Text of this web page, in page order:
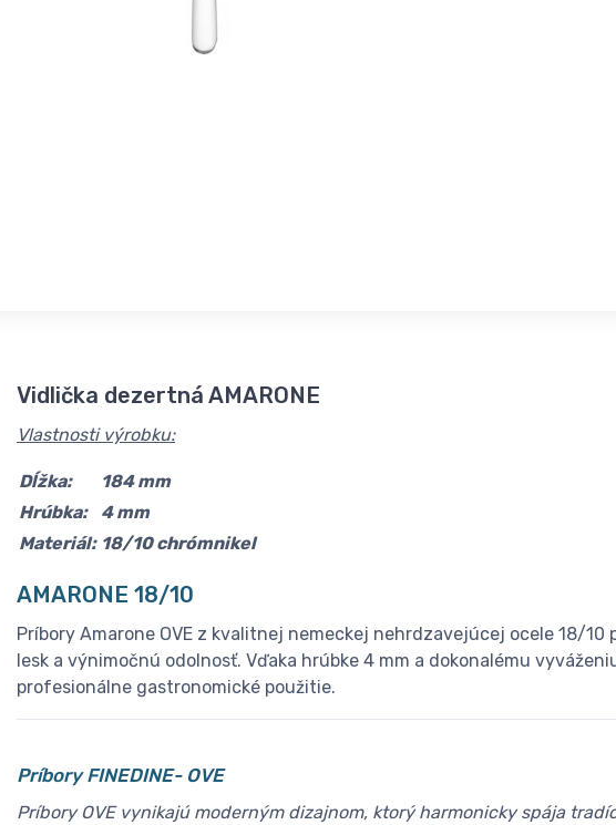
Vidlička dezertná AMARONE
Vlastnosti výrobku:
Dĺžka:
184 mm
Hrúbka:
4 mm
Materiál: 18/10 chrómnikel
AMARONE 18/10
Príbory Amarone OVE z kvalitnej nemeckej nehrdzavejúcej ocele 18/
lesk a výnimočnú odolnosť. Vďaka hrúbke 4 mm a dokonalému
profesionálne gastronomické použitie.
Príbory FINEDINE- OVE
Príbory OVE vynikajú moderným dizajnom, ktorý harmonicky spája